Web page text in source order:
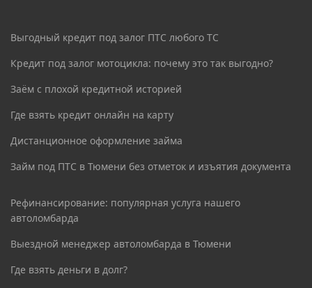
Выгодный кредит под залог ПТС любого ТС
Кредит под залог мотоцикла: почему это так выгодно?
Заём с плохой кредитной историей
Где взять кредит онлайн на карту
Дистанционное оформление займа
Займ под ПТС в Тюмени без отметок и изъятия документа
Рефинансирование: популярная услуга нашего
автоломбарда
Выездной менеджер автоломбарда в Тюмени
Где взять деньги в долг?